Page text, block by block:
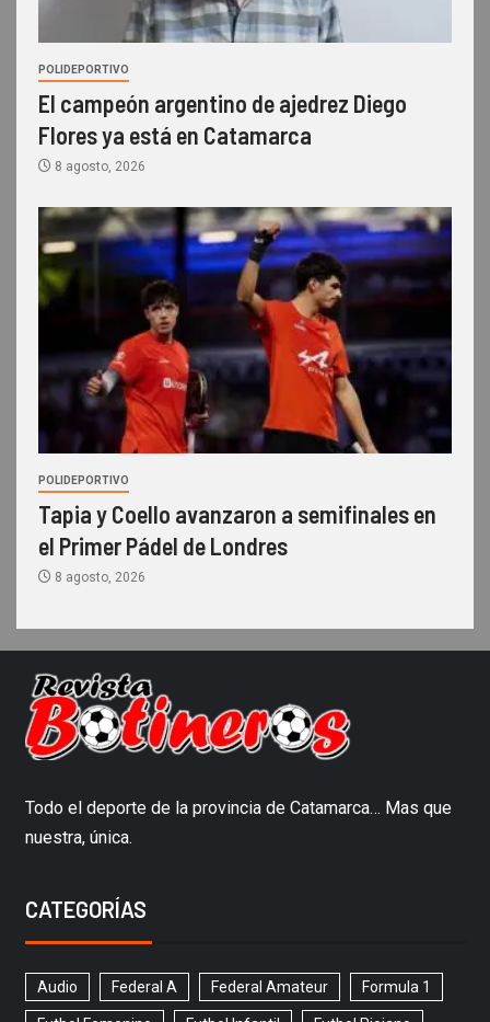
POLIDEPORTIVO
El campeón argentino de ajedrez Diego
Flores ya está en Catamarca
8 agosto, 2026
POLIDEPORTIVO
Tapia y Coello avanzaron a semifinales en
el Primer Pádel de Londres
8 agosto, 2026
Todo el deporte de la provincia de Catamarca… Mas que
nuestra, única.
CATEGORÍAS
Audio Federal A Federal Amateur Formula 1